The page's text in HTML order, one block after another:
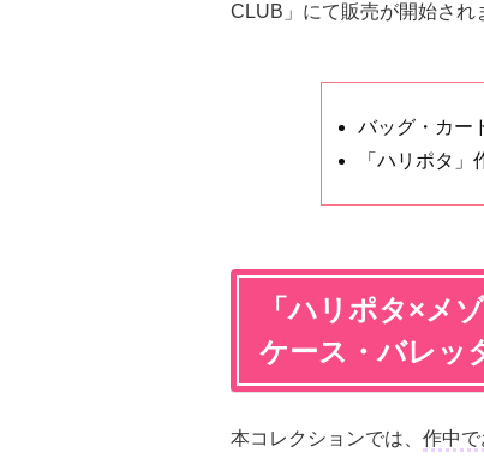
CLUB」にて販売が開始され
バッグ・カー
「ハリポタ
「ハリポタ×メ
ケース・バレッ
本コレクションでは、 作中で